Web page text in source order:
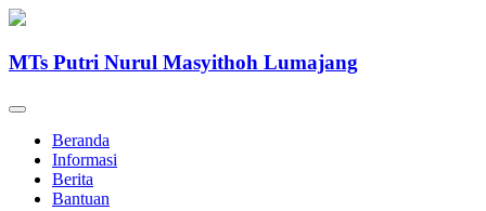
MTs Putri Nurul Masyithoh Lumajang
Beranda
Informasi
Berita
Bantuan